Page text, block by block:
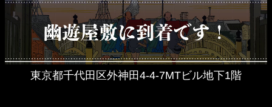
東京都千代田区外神田4-4-7MTビル地下1階